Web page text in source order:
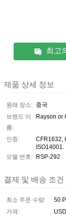
최고
제품 상세 정보
원래 장소: 중국
브랜드 이
름:
Rayson or
인증:
CFR1632,
ISO14001.
모델 번호: RSP-292
결제 및 배송 조건
최소 주문 수량:
50
가격: